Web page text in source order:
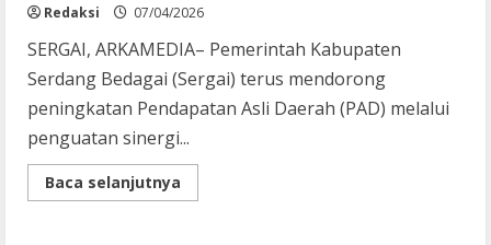
Redaksi 07/04/2026
SERGAI, ARKAMEDIA– Pemerintah Kabupaten
Serdang Bedagai (Sergai) terus mendorong
peningkatan Pendapatan Asli Daerah (PAD) melalui
penguatan sinergi...
Baca selanjutnya
more